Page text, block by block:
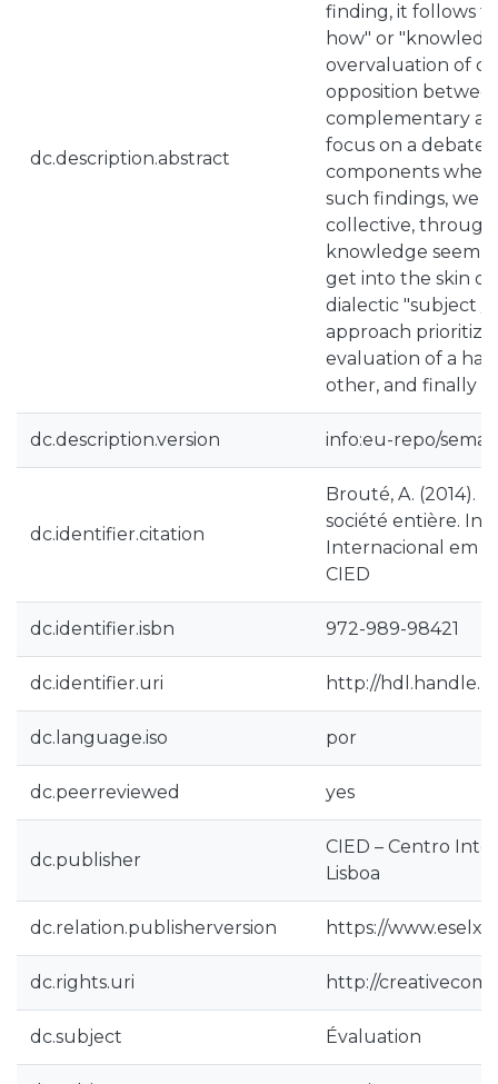
dc.description.abstract
finding, it follows
how" or
overvaluation of
opposition
complementary
focus on a debate
components
such findings, we
collective,
knowledge seem
get into the skin of
dialectic "subject /
approach
evaluation of a
other, and finally a
dc.description.version info:eu-repo/
dc.identifier.citation
Brouté, A. (2014).
société entière. In
Internacional em
CIED
dc.identifier.isbn 972-989-98421
dc.identifier.uri http://
dc.language.iso por
dc.peerreviewed yes
dc.publisher
CIED – Centro
Lisboa
dc.relation.publisherversion https://
dc.rights.uri http://
dc.subject Évaluation